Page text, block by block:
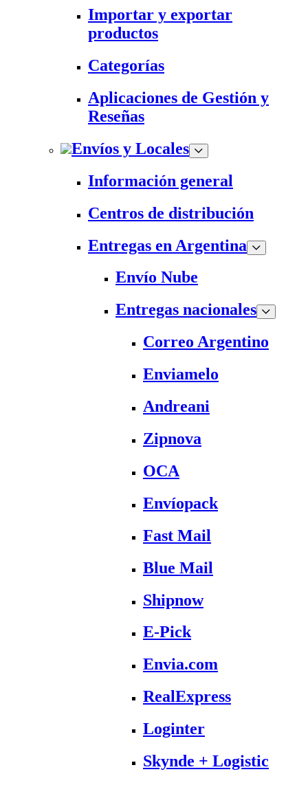
Importar y exportar
productos
Categorías
Aplicaciones de Gestión y
Reseñas
Envíos y Locales
Información general
Centros de distribución
Entregas en Argentina
Envío Nube
Entregas nacionales
Correo Argentino
Enviamelo
Andreani
Zipnova
OCA
Envíopack
Fast Mail
Blue Mail
Shipnow
E-Pick
Envia.com
RealExpress
Loginter
Skynde + Logistic